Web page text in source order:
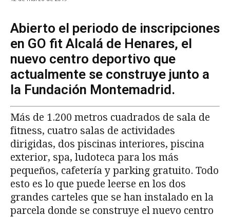
Abierto el periodo de inscripciones
en GO fit Alcalá de Henares, el
nuevo centro deportivo que
actualmente se construye junto a
la Fundación Montemadrid.
Más de 1.200 metros cuadrados de sala de
fitness, cuatro salas de actividades
dirigidas, dos piscinas interiores, piscina
exterior, spa, ludoteca para los más
pequeños, cafetería y parking gratuito. Todo
esto es lo que puede leerse en los dos
grandes carteles que se han instalado en la
parcela donde se construye el nuevo centro